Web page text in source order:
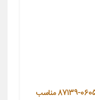
فیلتر کربن فعال کابین خودرو مدل 06050-87139 مناسب